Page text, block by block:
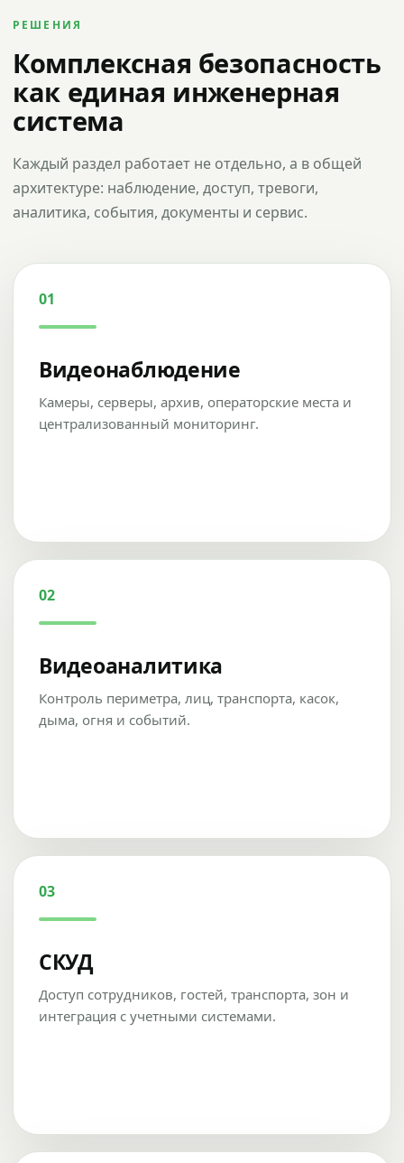
РЕШЕНИЯ
Комплексная безопасность
как единая инженерная
система
Каждый раздел работает не отдельно, а в общей
архитектуре: наблюдение, доступ, тревоги,
аналитика, события, документы и сервис.
01
Видеонаблюдение
Камеры, серверы, архив, операторские места и
централизованный мониторинг.
02
Видеоаналитика
Контроль периметра, лиц, транспорта, касок,
дыма, огня и событий.
03
СКУД
Доступ сотрудников, гостей, транспорта, зон и
интеграция с учетными системами.